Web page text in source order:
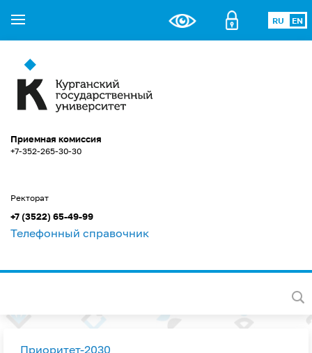
RU EN
Приемная комиссия
+7-352-265-30-30
Ректорат
+7 (3522) 65-49-99
Телефонный справочник
Приоритет-2030